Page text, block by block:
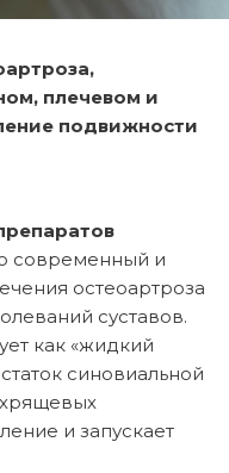
плечевом и
подвижности
современный и
остеоартроза
суставов.
как «жидкий
синовиальной
и запускает